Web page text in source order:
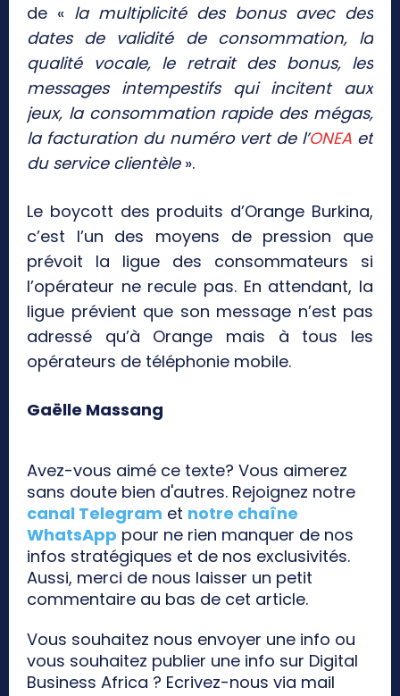
de « la multiplicité des bonus avec des
dates de validité de consommation, la
qualité vocale, le retrait des bonus, les
messages intempestifs qui incitent aux
jeux, la consommation rapide des mégas,
la facturation du numéro vert de l’ONEA et
du service clientèle».
Le boycott des produits d’Orange Burkina,
c’est l’un des moyens de pression que
prévoit la ligue des consommateurs si
l’opérateur ne recule pas. En attendant, la
ligue prévient que son message n’est pas
adressé qu’à Orange mais à tous les
opérateurs de téléphonie mobile.
Gaëlle Massang
Avez-vous aimé ce texte? Vous aimerez
sans doute bien d'autres. Rejoignez notre
canal Telegram et notre chaîne
WhatsApp pour ne rien manquer de nos
infos stratégiques et de nos exclusivités.
Aussi, merci de nous laisser un petit
commentaire au bas de cet article.
Vous souhaitez nous envoyer une info ou
vous souhaitez publier une info sur Digital
Business Africa ? Ecrivez-nous via mail